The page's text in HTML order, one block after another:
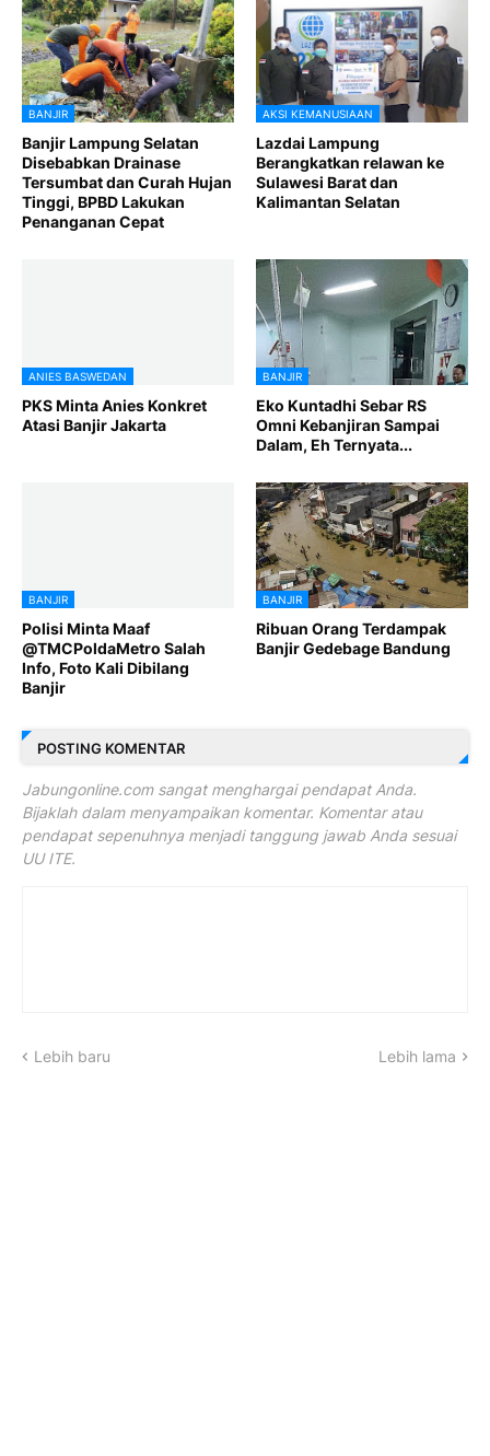
BANJIR
Banjir Lampung Selatan
Disebabkan Drainase
Tersumbat dan Curah Hujan
Tinggi, BPBD Lakukan
Penanganan Cepat
AKSI KEMANUSIAAN
Lazdai Lampung
Berangkatkan relawan ke
Sulawesi Barat dan
Kalimantan Selatan
ANIES BASWEDAN
PKS Minta Anies Konkret
Atasi Banjir Jakarta
BANJIR
Eko Kuntadhi Sebar RS
Omni Kebanjiran Sampai
Dalam, Eh Ternyata...
BANJIR
Polisi Minta Maaf
@TMCPoldaMetro Salah
Info, Foto Kali Dibilang
Banjir
BANJIR
Ribuan Orang Terdampak
Banjir Gedebage Bandung
POSTING KOMENTAR
Jabungonline.com sangat menghargai pendapat Anda.
Bijaklah dalam menyampaikan komentar. Komentar atau
pendapat sepenuhnya menjadi tanggung jawab Anda sesuai
UU ITE.
Lebih baru Lebih lama